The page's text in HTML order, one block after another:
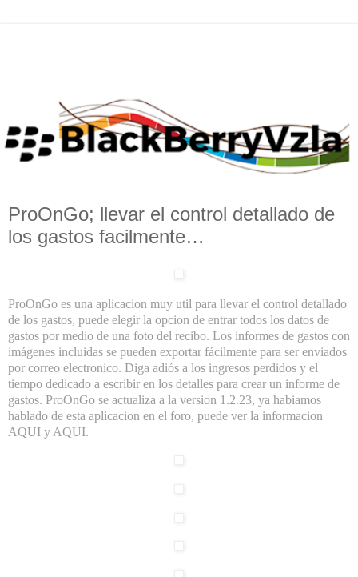
ProOnGo; llevar el control detallado de
los gastos facilmente…
ProOnGo es una aplicacion muy util para llevar el control detallado
de los gastos, puede elegir la opcion de entrar todos los datos de
gastos por medio de una foto del recibo. Los informes de gastos con
imágenes incluidas se pueden exportar fácilmente para ser enviados
por correo electronico. Diga adiós a los ingresos perdidos y el
tiempo dedicado a escribir en los detalles para crear un informe de
gastos. ProOnGo se actualiza a la version 1.2.23, ya habiamos
hablado de esta aplicacion en el foro, puede ver la informacion
AQUI y AQUI.